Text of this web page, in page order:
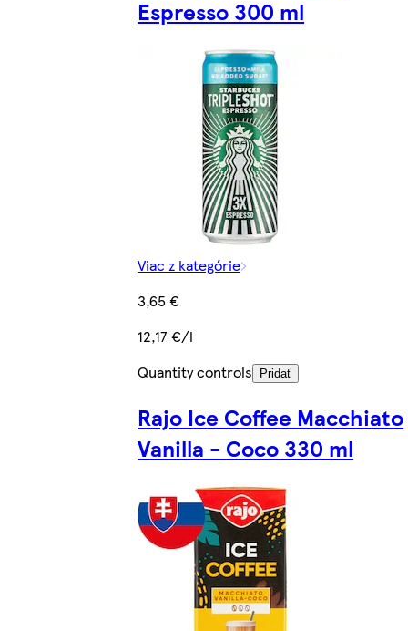
Espresso 300 ml
Viac z kategórie
3,65 €
12,17 €/l
Quantity controls
Pridať
Rajo Ice Coffee Macchiato
Vanilla - Coco 330 ml